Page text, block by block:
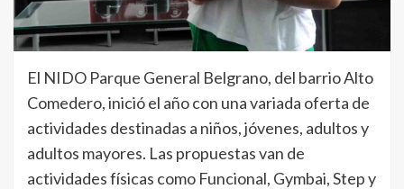
El NIDO Parque General Belgrano, del barrio Alto
Comedero, inició el año con una variada oferta de
actividades destinadas a niños, jóvenes, adultos y
adultos mayores. Las propuestas van de
actividades físicas como Funcional, Gymbai, Step y